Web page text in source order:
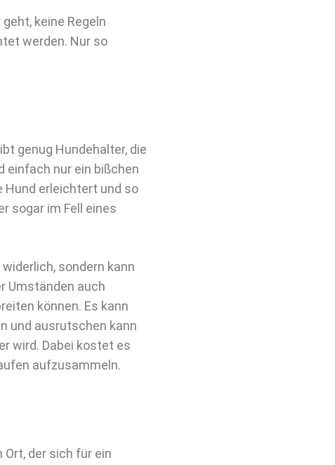
keine Regeln
werden. Nur so
genug Hundehalter, die
einfach nur ein bißchen
Hund erleichtert und so
sogar im Fell eines
sondern kann
Umständen auch
können. Es kann
und ausrutschen kann
wird. Dabei kostet es
aufzusammeln.
der sich für ein